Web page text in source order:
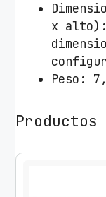
x alto):
Peso: